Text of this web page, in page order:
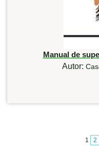
Manual de
Autor:
1 2